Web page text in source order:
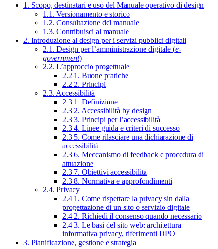
1. Scopo, destinatari e uso del Manuale operativo di design
1.1. Versionamento e storico
1.2. Consultazione del manuale
1.3. Contribuisci al manuale
2. Introduzione al design per i servizi pubblici digitali
2.1. Design per l’amministrazione digitale (e-
government)
2.2. L’approccio progettuale
2.2.1. Buone pratiche
2.2.2. Principi
2.3. Accessibilità
2.3.1. Definizione
2.3.2. Accessibilità by design
2.3.3. Principi per l’accessibilità
2.3.4. Linee guida e criteri di successo
2.3.5. Come rilasciare una dichiarazione di
accessibilità
2.3.6. Meccanismo di feedback e procedura di
attuazione
2.3.7. Obiettivi accessibilità
2.3.8. Normativa e approfondimenti
2.4. Privacy
2.4.1. Come rispettare la privacy sin dalla
progettazione di un sito o servizio digitale
2.4.2. Richiedi il consenso quando necessario
2.4.3. Le basi del sito web: architettura,
informativa privacy, riferimenti DPO
3. Pianificazione, gestione e strategia